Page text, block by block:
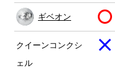
ギベオン
クイーンコンクシ
ェル